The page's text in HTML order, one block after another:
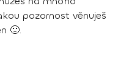
pozornost věnuješ
🙂.